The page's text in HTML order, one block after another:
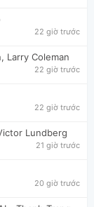
22 giờ trước
Larry Coleman
22 giờ trước
22 giờ trước
Lundberg
21 giờ trước
20 giờ trước